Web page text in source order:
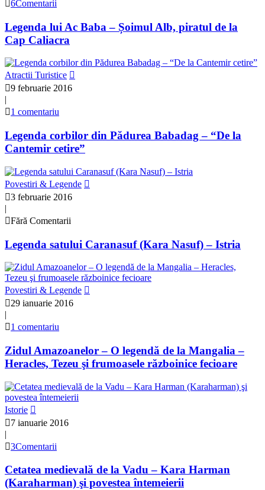
6Comentarii
Legenda lui Ac Baba – Șoimul Alb, piratul de la
Cap Caliacra
Atractii Turistice
9 februarie 2016
|
1 comentariu
Legenda corbilor din Pădurea Babadag – “De la
Cantemir cetire”
Povestiri & Legende
3 februarie 2016
|
Fără Comentarii
Legenda satului Caranasuf (Kara Nasuf) – Istria
Povestiri & Legende
29 ianuarie 2016
|
1 comentariu
Zidul Amazoanelor – O legendă de la Mangalia –
Heracles, Tezeu şi frumoasele războinice fecioare
Istorie
7 ianuarie 2016
|
3Comentarii
Cetatea medievală de la Vadu – Kara Harman
(Karaharman) şi povestea întemeierii